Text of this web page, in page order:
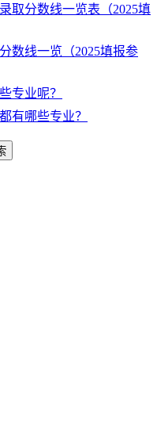
取分数线一览表（2025填
数线一览（2025填报参
专业呢？
有哪些专业？